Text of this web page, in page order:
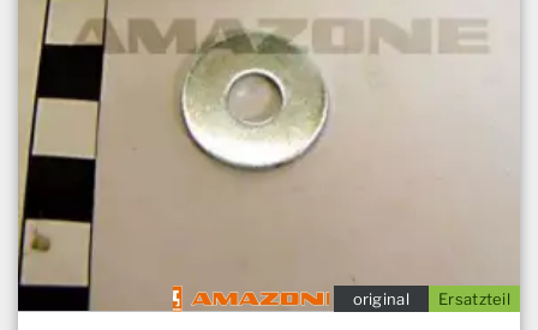
Ersatzteil
original